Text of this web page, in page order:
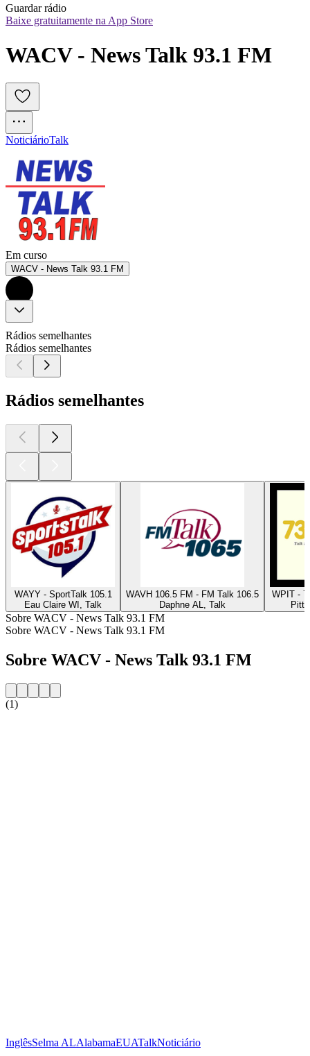
Guardar rádio
Baixe gratuitamente na App Store
WACV - News Talk 93.1 FM
NoticiárioTalk
Em curso
WACV - News Talk 93.1 FM
Rádios semelhantes
Rádios semelhantes
Rádios semelhantes
WAYY - SportTalk 105.1
Eau Claire WI, Talk
WAVH 106.5 FM - FM Talk 106.5
Daphne AL, Talk
WPIT -
Sobre WACV - News Talk 93.1 FM
Sobre WACV - News Talk 93.1 FM
Sobre WACV - News Talk 93.1 FM
(1)
InglêsSelma ALAlabamaEUATalkNoticiário